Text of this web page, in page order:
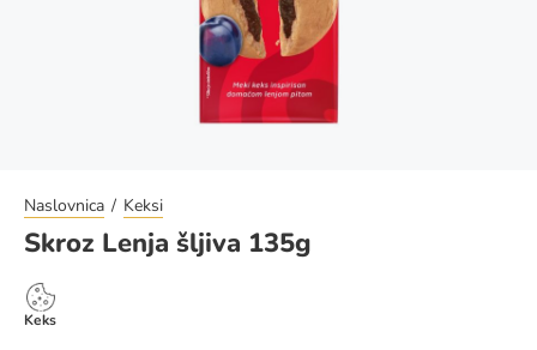
Naslovnica Keksi
Skroz Lenja šljiva 135g
Keks